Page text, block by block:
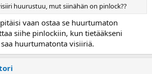
huurustuu, mut siinähän on pinlock??
vaan ostaa se huurtumaton
siihe pinlockiin, kun tietääkseni
huurtumatonta visiiriä.